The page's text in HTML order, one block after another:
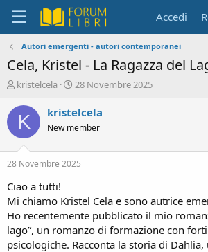
Accedi
Autori emergenti - autori contemporanei
Cela, Kristel - La Ragazza del
C
e
t
e
D
i
s
c
u
s
kristelcela
D
t
d
i
n
i
o
28 Novembre 2025
K kristelcela
New member
28 Novembre 2025
Ciao a tutti!
Mi chiamo Kristel Cela e sono autrice
Ho recentemente pubblicato il mio
lago”, un romanzo di formazione con
psicologiche. Racconta la storia di Dahlia,